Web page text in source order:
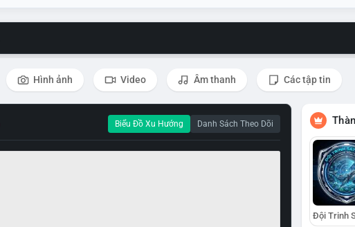
Hình ảnh Video Âm thanh Các tập tin
Biểu Đồ Xu Hướng Danh Sách Theo Dõi